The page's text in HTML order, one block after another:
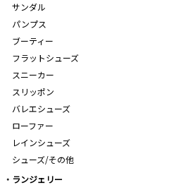
サンダル
パンプス
ブーティー
フラットシューズ
スニーカー
スリッポン
バレエシューズ
ローファー
レインシューズ
シューズ/その他
ランジェリー